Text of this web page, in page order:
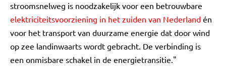
stroomsnelweg is noodzakelijk voor een betrouwbare
elektriciteitsvoorziening in het zuiden van Nederland én
voor het transport van duurzame energie dat door wind
op zee landinwaarts wordt gebracht. De verbinding is
een onmisbare schakel in de energietransitie."